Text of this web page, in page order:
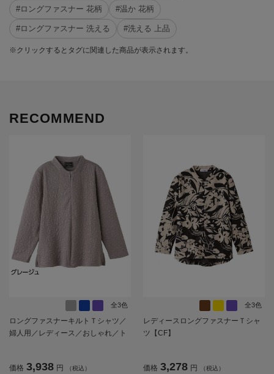
#ロングファスナー 花柄 #温か 花柄
#ロングファスナー 洗える #洗える 上品
※クリックするとタグに関連した商品が表示されます。
RECOMMEND
全3色
ロングファスナーキルトＴシャツ／
婦人用／レディース／おしゃれ／ト
価格 3,938 円 （税込）
全3色
レディースロングファスナーＴシャ
ツ【CF】
価格 3,278 円 （税込）